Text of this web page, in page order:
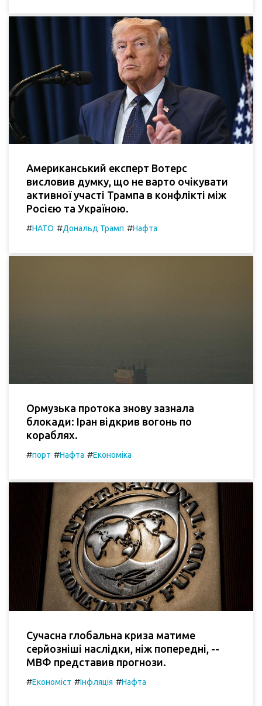
Американський експерт Вотерс
висловив думку, що не варто очікувати
активної участі Трампа в конфлікті між
Росією та Україною.
#НАТО #Дональд Трамп #Нафта
Ормузька протока знову зазнала
блокади: Іран відкрив вогонь по
кораблях.
#порт #Нафта #Економіка
Сучасна глобальна криза матиме
серйозніші наслідки, ніж попередні, --
МВФ представив прогнози.
#Економіст #Інфляція #Нафта